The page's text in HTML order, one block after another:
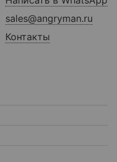
sales@angryman.ru
Контакты